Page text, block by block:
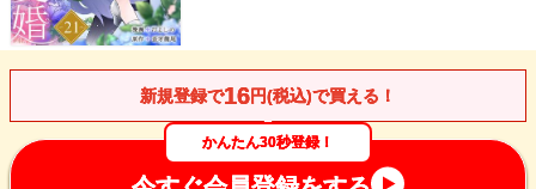
新規登録で16円(税込)で買える！
かんたん30秒登録！